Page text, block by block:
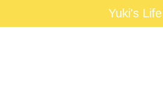
Yuki's LifeYuki's Life